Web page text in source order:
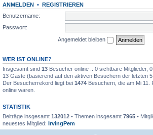
ANMELDEN • REGISTRIEREN
Benutzername:
Passwort:
Angemeldet bleiben
WER IST ONLINE?
Insgesamt sind 13 Besucher online :: 0 sichtbare Mitglieder,
13 Gäste (basierend auf den aktiven Besuchern der letzten
Der Besucherrekord liegt bei 1474 Besuchern, die am Mi 11.
online waren.
STATISTIK
Beiträge insgesamt 132012 • Themen insgesamt 7965 •
neuestes Mitglied: IrvingPem